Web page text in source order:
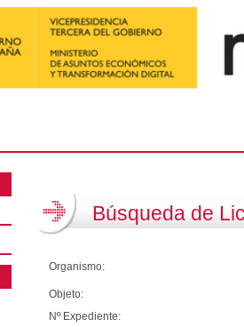
Búsqueda de
Organismo:
Objeto:
Nº Expediente: